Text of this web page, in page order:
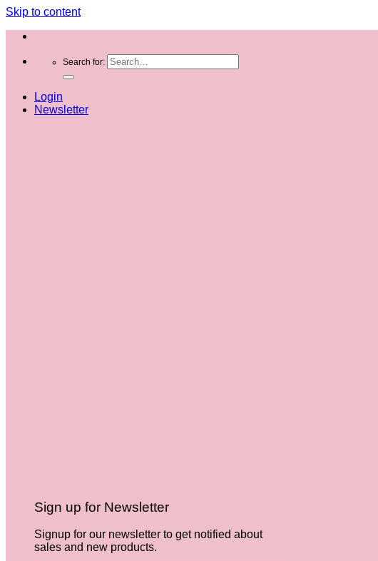
Skip to content
Search for:
Login
Newsletter
Sign up for Newsletter
Signup for our newsletter to get notified about
sales and new products.